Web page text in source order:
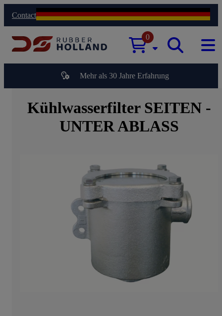
Contact
0
Mehr als 30 Jahre Erfahrung
Kühlwasserfilter SEITEN -
UNTER ABLASS